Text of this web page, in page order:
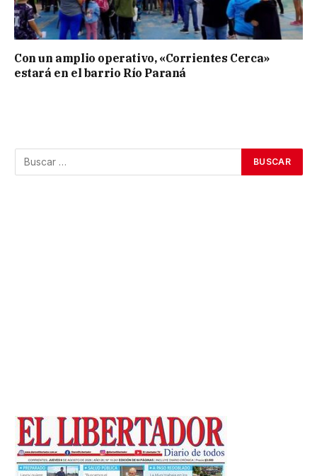
Con un amplio operativo, «Corrientes Cerca»
estará en el barrio Río Paraná